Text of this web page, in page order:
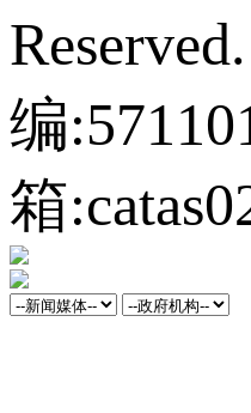
Reserved.
编
箱